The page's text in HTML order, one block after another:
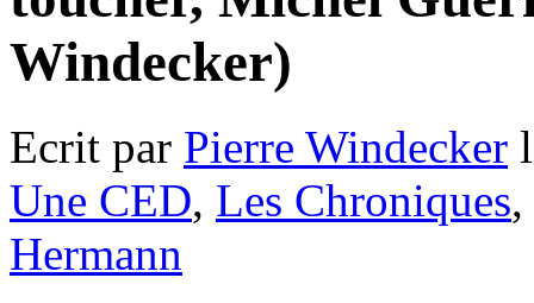
Windecker)
Ecrit par Pierre Windecker
Une CED, Les Chroniques,
Hermann